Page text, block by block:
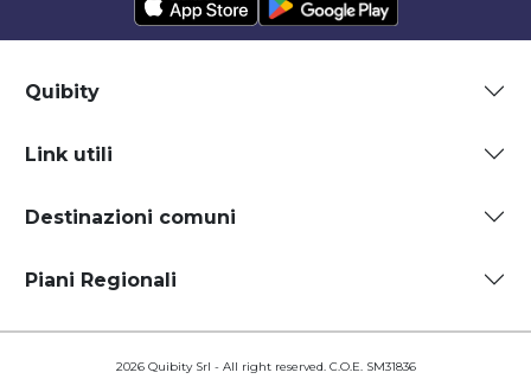
Quibity
Link utili
Destinazioni comuni
Piani Regionali
2026 Quibity Srl - All right reserved. C.O.E. SM31836